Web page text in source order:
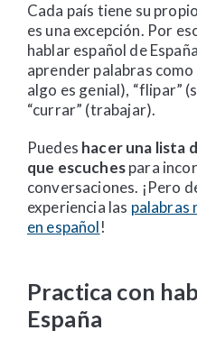
Cada país tiene su
es una excepción. Por
hablar español de
aprender palabras
algo es genial), “flipar”
“currar” (trabajar).
Puedes hacer una lista
que escuchespara
conversaciones. ¡Pero
experiencia las palabras
en español!
Practica con
España